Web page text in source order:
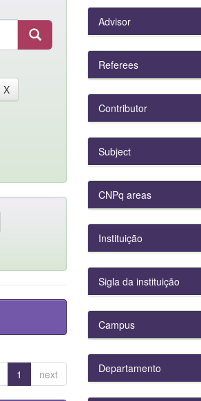
1 next
Advisor
Referees
Contributor
Subject
CNPq areas
Instituição
Sigla da instituição
Campus
Departamento